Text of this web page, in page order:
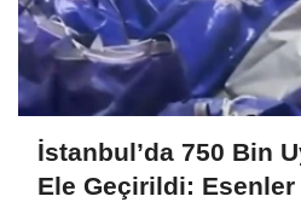
İstanbul’da 750 Bin
Ele Geçirildi: Esenler